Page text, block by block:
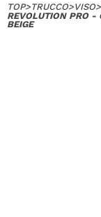
TOP>TRUCCO>VISO>
REVOLUTION PRO -
BEIGE